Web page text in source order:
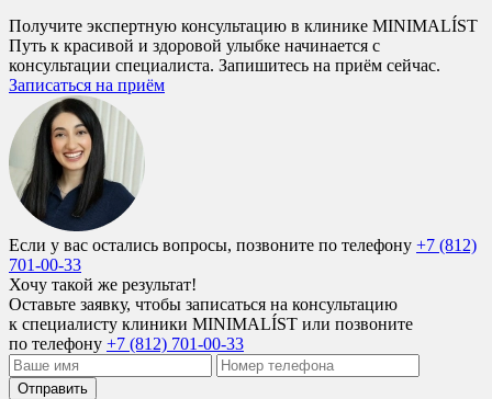
Получите экспертную консультацию в клинике MINIMALÍST
Путь к красивой и здоровой улыбке начинается с
консультации специалиста. Запишитесь на приём сейчас.
Записаться на приём
Если у вас остались вопросы, позвоните по телефону +7 (812)
701-00-33
Хочу такой же результат!
Оставьте заявку, чтобы записаться на консультацию
к специалисту клиники MINIMALÍST или позвоните
по телефону +7 (812) 701-00-33
Отправить